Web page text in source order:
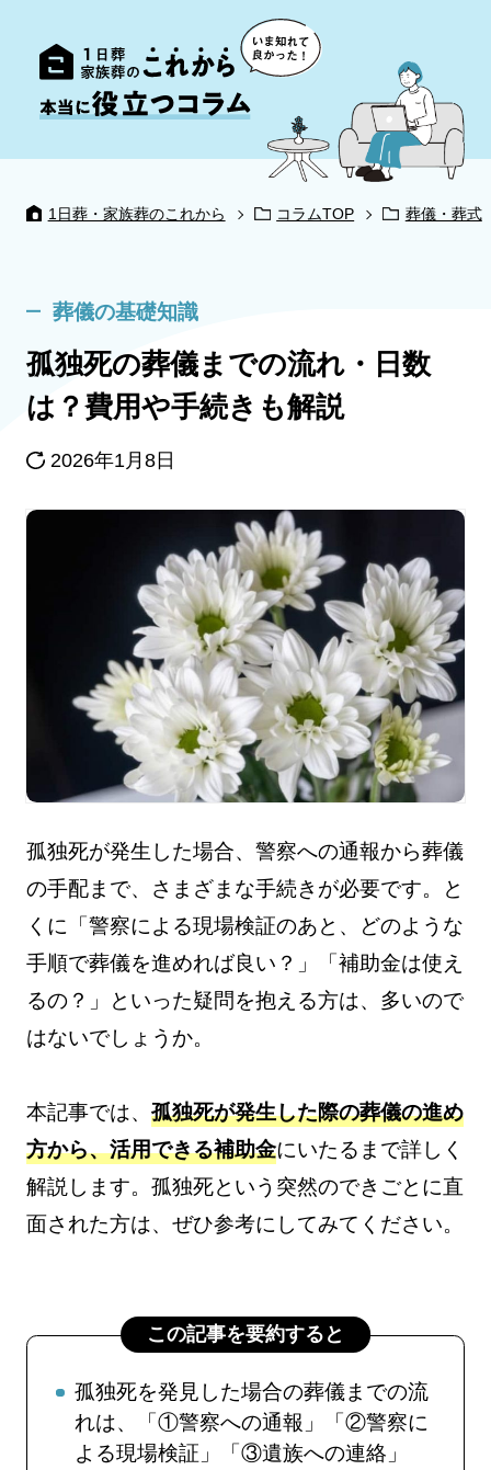
1日葬・家族葬のこれから コラムTOP 葬儀・葬式
葬儀の基礎知識
孤独死の葬儀までの流れ・日数
は？費用や手続きも解説
2026年1月8日
孤独死が発生した場合、警察への通報から葬儀
の手配まで、さまざまな手続きが必要です。と
くに「警察による現場検証のあと、どのような
手順で葬儀を進めれば良い？」「補助金は使え
るの？」といった疑問を抱える方は、多いので
はないでしょうか。
本記事では、 孤独死が発生した際の葬儀の進め
方から、活用できる補助金にいたるまで詳しく
解説します。孤独死という突然のできごとに直
面された方は、ぜひ参考にしてみてください。
この記事を要約すると
孤独死を発見した場合の葬儀までの流
れは、「①警察への通報」「②警察に
よる現場検証」「③遺族への連絡」